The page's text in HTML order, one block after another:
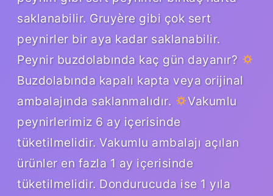
saklanabilir. Gruyère gibi çok sert
peynirler bir aya kadar saklanabilir.
Peynir buzdolabında kaç gün dayanır?
Buzdolabında kapalı kapta veya orijinal
ambalajında ​​saklanmalıdır.
Vakumlu
peynirlerimiz 6 ay içerisinde
tüketilmelidir. Vakumlu ambalajı açılan
ürünler en fazla 1 ay içerisinde
tüketilmelidir. Dondurucuda ise 1 yıla